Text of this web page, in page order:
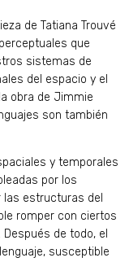
de Tatiana Trouvé
que
sistemas de
del espacio y el
obra de Jimmie
son también
y temporales
por los
estructuras del
romper con ciertos
de todo, el
susceptible